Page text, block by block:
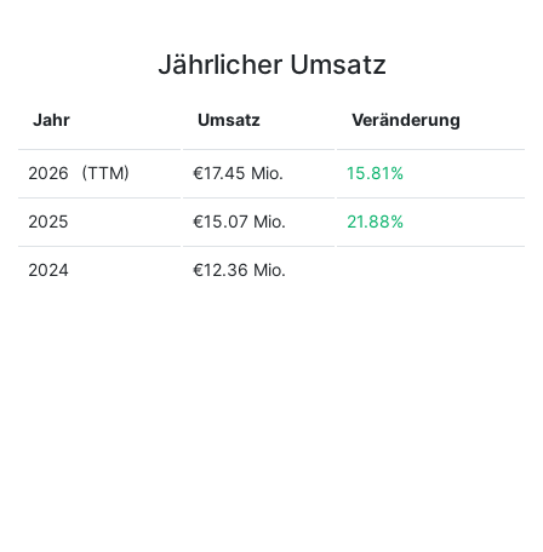
Jährlicher Umsatz
Jahr Umsatz Veränderung
2026 (TTM) €17.45 Mio. 15.81%
2025 €15.07 Mio. 21.88%
2024 €12.36 Mio.